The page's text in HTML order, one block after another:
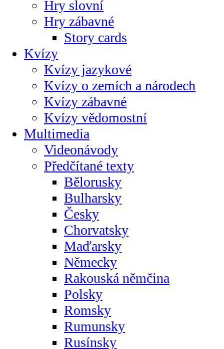
Hry slovní
Hry zábavné
Story cards
Kvízy
Kvízy jazykové
Kvízy o zemích a národech
Kvízy zábavné
Kvízy vědomostní
Multimedia
Videonávody
Předčítané texty
Bělorusky
Bulharsky
Česky
Chorvatsky
Maďarsky
Německy
Rakouská němčina
Polsky
Romsky
Rumunsky
Rusínsky